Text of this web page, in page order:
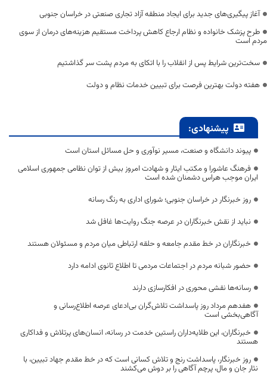
آغاز پیگیری‌های جدید برای ایجاد منطقه آزاد تجاری صنعتی در خراسان جنوبی
طرح پزشک خانواده و نظام ارجاع کاهش پرداخت مستقیم هزینه‌های درمان از سوی
مردم است
سخت‌ترین شرایط پس از انقلاب را با اتکای به مردم پشت سر گذاشتیم
هفته دولت بهترین فرصت برای تبیین خدمات نظام و دولت
پیشنهادی:
پیوند دانشگاه و صنعت، مسیر نوآوری و حل مسائل استان است
فرهنگ عاشورا و مکتب ایثار و شهادت امروز بیش از توان نظامی جمهوری اسلامی
ایران موجب هراس دشمنان شده است
روز خبرنگار در خراسان جنوبی؛ شورای اداری به رنگ رسانه
نباید از نقش خبرنگاران در عرصه جنگ روایت‌ها غافل شد
خبرنگاران در خط مقدم جامعه و حلقه ارتباطی میان مردم و مسئولان هستند
حضور شبانه مردم در اجتماعات مردمی تا اطلاع ثانوی ادامه دارد
رسانه‌ها نقشی محوری در افکارسازی دارند
هفدهم مرداد روز پاسداشت تلاش‌گران بی‌ادعای عرصه اطلاع‌رسانی و
آگاهی‌بخشی است
خبرنگاران، این طلایه‌داران راستین خدمت در رسانه، انسان‌های پرتلاش و فداکاری
هستند
روز خبرنگار، پاسداشت رنج و تلاش کسانی است که در خط مقدم جهاد تبیین، با
نثار جان و مال، پرچم آگاهی را بر دوش می‌کشند